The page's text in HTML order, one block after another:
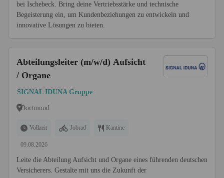
bei Ischebeck. Bring deine Vertriebsstärke und technische
Begeisterung ein, um Kundenbeziehungen zu entwickeln und
innovative Lösungen zu bieten.
Abteilungsleiter (m/w/d) Aufsicht
/ Organe
SIGNAL IDUNA Gruppe
Dortmund
Vollzeit Jobrad Kantine
09.08.2026
Leite die Abteilung Aufsicht und Organe eines führenden deutschen
Versicherers. Gestalte mit uns die Zukunft der